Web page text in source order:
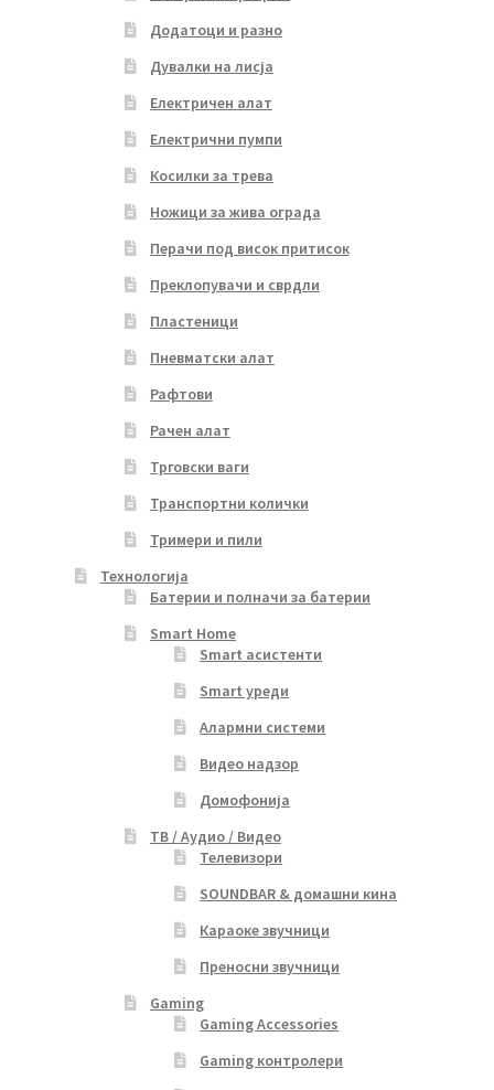
Додатоци и разно
Дувалки на лисја
Електричен алат
Електрични пумпи
Косилки за трева
Ножици за жива ограда
Перачи под висок притисок
Преклопувачи и сврдли
Пластеници
Пневматски алат
Рафтови
Рачен алат
Трговски ваги
Транспортни колички
Тримери и пили
Технологија
Батерии и полначи за батерии
Smart Home
Smart асистенти
Smart уреди
Алармни системи
Видео надзор
Домофонија
ТВ / Аудио / Видео
Телевизори
SOUNDBAR & домашни кина
Караоке звучници
Преносни звучници
Gaming
Gaming Accessories
Gaming контролери